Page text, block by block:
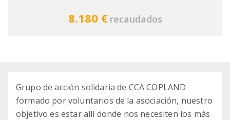
8.180 € recaudados
Grupo de acción solidaria de CCA COPLAND
formado por voluntarios de la asociación, nuestro
objetivo es estar allí donde nos necesiten los más